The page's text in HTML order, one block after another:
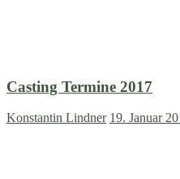
Casting Termine 2017
Konstantin Lindner 19. Januar